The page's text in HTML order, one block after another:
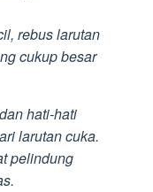
rebus larutan
cukup besar
hati-hati
larutan cuka.
pelindung